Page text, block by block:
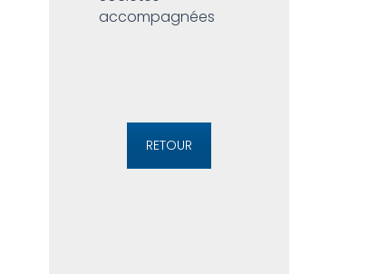
accompagnées
RETOUR